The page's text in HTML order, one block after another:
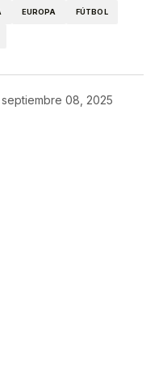
EUROPA FÚTBOL
septiembre 08, 2025